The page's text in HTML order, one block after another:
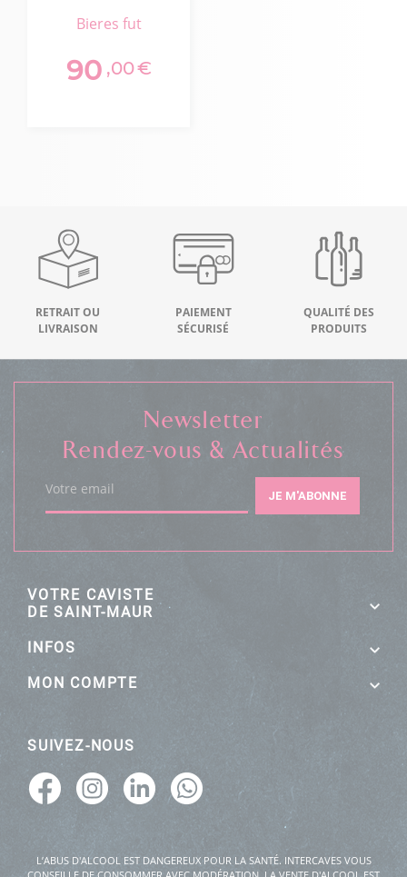
bieres fut
90 ,00€
RETRAIT OU
LIVRAISON
PAIEMENT
SÉCURISÉ
QUALITÉ DES
PRODUITS
VOTRE CAVISTE
DE SAINT-MAUR
INFOS
MON COMPTE
SUIVEZ-NOUS
Newsletter
Rendez-vous & Actualités
Votre email JE M'ABONNE
L’ABUS D'ALCOOL EST DANGEREUX POUR LA SANTÉ. INTERCAVES VOUS